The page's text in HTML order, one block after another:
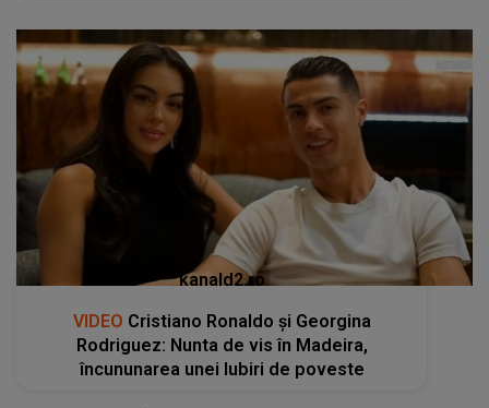
kanald2.ro
VIDEO Cristiano Ronaldo și Georgina
Rodriguez: Nunta de vis în Madeira,
încununarea unei Iubiri de poveste